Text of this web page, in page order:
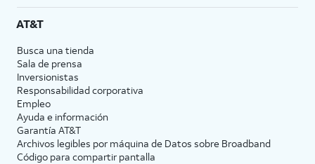
AT&T
Busca una tienda
Sala de prensa
Inversionistas
Responsabilidad corporativa
Empleo
Ayuda e información
Garantía AT&T
Archivos legibles por máquina de Datos sobre Broadband
Código para compartir pantalla